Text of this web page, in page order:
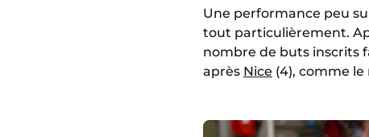
Une performance peu
tout particulièrement.
nombre de buts inscrits
après Nice (4), comme